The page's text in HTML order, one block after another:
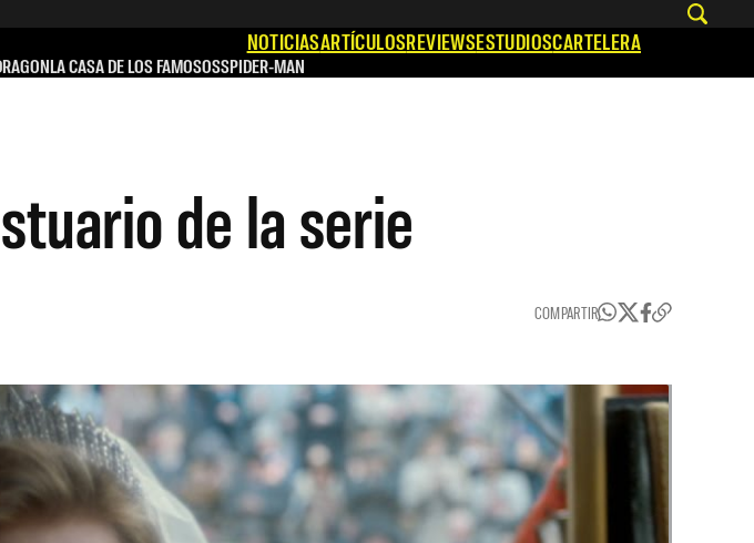
NOTICIASARTÍCULOSREVIEWSESTUDIOSCARTELERA
LA CASA DE LOS FAMOSOSSPIDER-MAN
de la serie
COMPARTIR